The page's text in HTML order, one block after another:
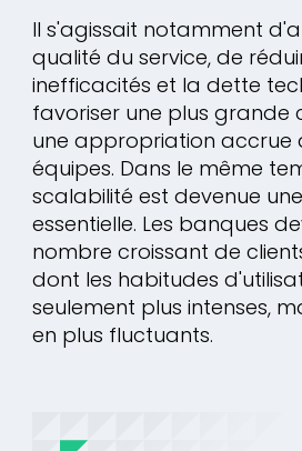
Il s'agissait notamment
qualité du service, de
inefficacités et la dette
favoriser une plus grande
une appropriation accrue
équipes. Dans le même
scalabilité est devenue
essentielle. Les banques
nombre croissant de
dont les habitudes
seulement plus intenses,
en plus fluctuants.